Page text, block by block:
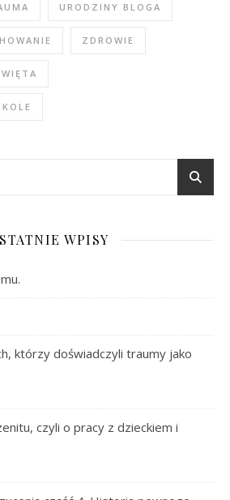
URODZINY BLOGA
ZDROWIE
WPISY
którzy doświadczyli traumy jako
czyli o pracy z dzieckiem i